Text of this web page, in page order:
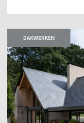
DAKWERKEN